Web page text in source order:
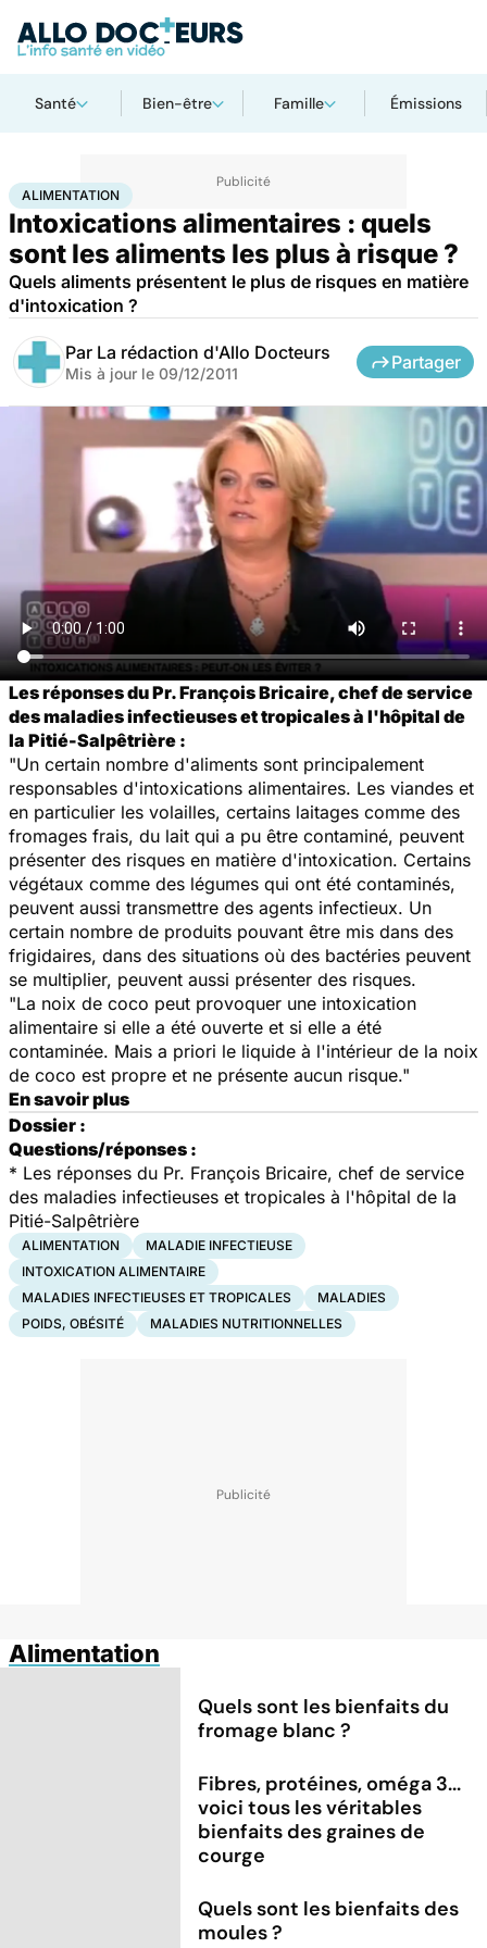
Santé Bien-être Famille Émissions
AccueilSantéMaladies Maladies infectieuses
ALIMENTATION
Intoxications alimentaires : quels
sont les aliments les plus à risque ?
Quels aliments présentent le plus de risques en matière
d'intoxication ?
Par La rédaction d'Allo Docteurs
Mis à jour le 09/12/2011
Partager
Les réponses du Pr. François Bricaire, chef de service
des maladies infectieuses et tropicales à l'hôpital de
la Pitié-Salpêtrière :
"Un certain nombre d'aliments sont principalement
responsables d'intoxications alimentaires. Les viandes et
en particulier les volailles, certains laitages comme des
fromages frais, du lait qui a pu être contaminé, peuvent
présenter des risques en matière d'intoxication. Certains
végétaux comme des légumes qui ont été contaminés,
peuvent aussi transmettre des agents infectieux. Un
certain nombre de produits pouvant être mis dans des
frigidaires, dans des situations où des bactéries peuvent
se multiplier, peuvent aussi présenter des risques.
"La noix de coco peut provoquer une intoxication
alimentaire si elle a été ouverte et si elle a été
contaminée. Mais a priori le liquide à l'intérieur de la noix
de coco est propre et ne présente aucun risque."
En savoir plus
Dossier :
Questions/réponses :
* Les réponses du Pr. François Bricaire, chef de service
des maladies infectieuses et tropicales à l'hôpital de la
Pitié-Salpêtrière
ALIMENTATION
MALADIE INFECTIEUSE
INTOXICATION ALIMENTAIRE
MALADIES INFECTIEUSES ET TROPICALES
MALADIES
POIDS, OBÉSITÉ
MALADIES NUTRITIONNELLES
Alimentation
Quels sont les bienfaits du
fromage blanc ?
Fibres, protéines, oméga 3...
voici tous les véritables
bienfaits des graines de
courge
Quels sont les bienfaits des
moules ?